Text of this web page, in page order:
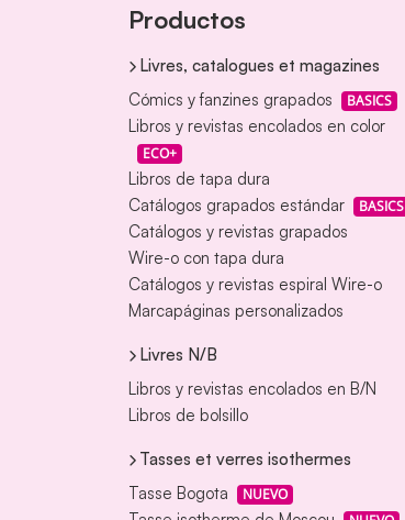
Productos
Livres, catalogues et magazines
Cómics y fanzines grapados
BASICS
Libros y revistas encolados en color
ECO+
Libros de tapa dura
Catálogos grapados estándar
BASICS
Catálogos y revistas grapados
Wire-o con tapa dura
Catálogos y revistas espiral Wire-o
Marcapáginas personalizados
Livres N/B
Libros y revistas encolados en B/N
Libros de bolsillo
Tasses et verres isothermes
Tasse Bogota
NUEVO